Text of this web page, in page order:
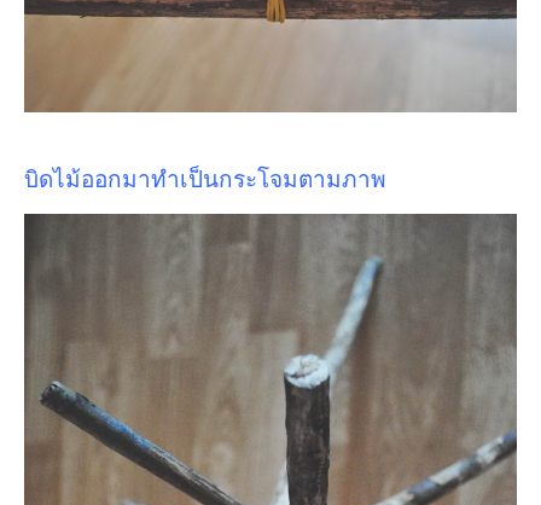
บิดไม้ออกมาทำเป็นกระโจมตามภาพ